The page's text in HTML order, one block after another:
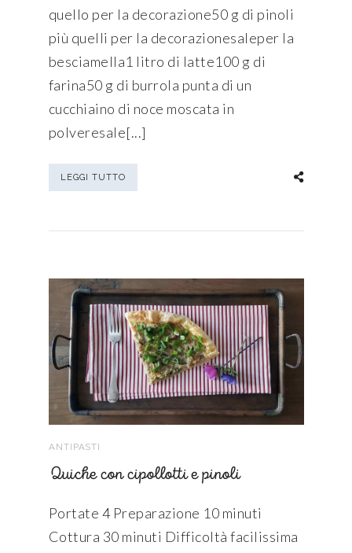
quello per la decorazione50 g di pinoli
più quelli per la decorazionesaleper la
besciamella1 litro di latte100 g di
farina50 g di burrola punta di un
cucchiaino di noce moscata in
polveresale[...]
LEGGI TUTTO
ANTIPASTI
Quiche con cipollotti e pinoli
Portate 4 Preparazione 10 minuti
Cottura 30 minuti Difficoltà facilissima